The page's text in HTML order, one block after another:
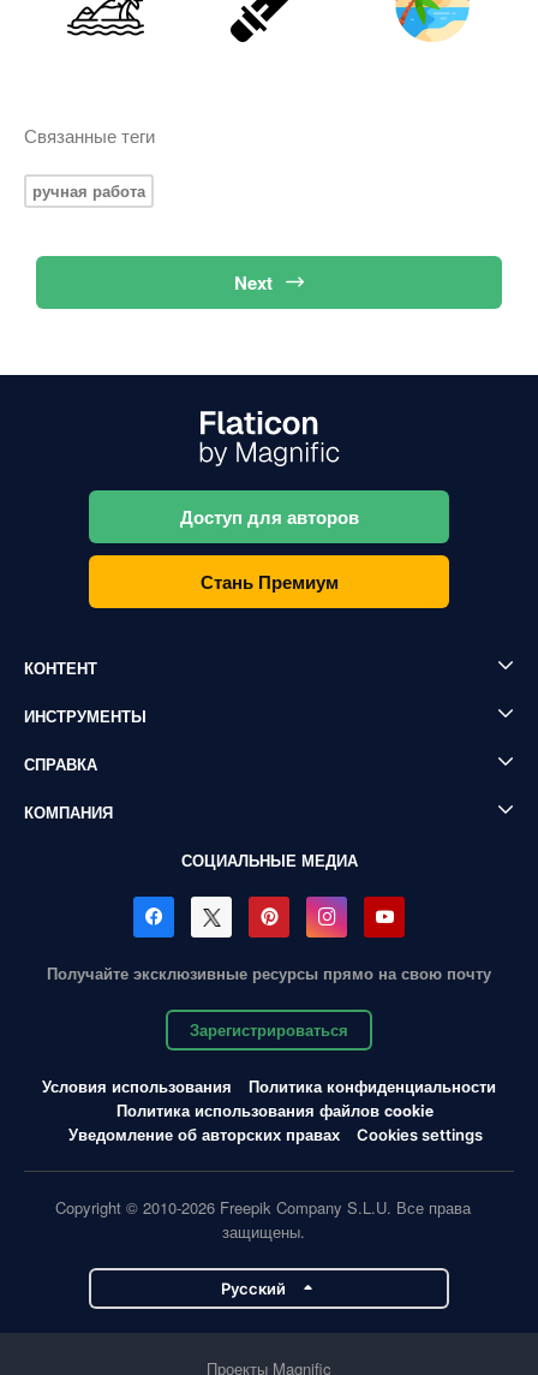
Связанные теги
ручная работа
Next
Доступ для авторов
Стань Премиум
КОНТЕНТ
ИНСТРУМЕНТЫ
СПРАВКА
КОМПАНИЯ
СОЦИАЛЬНЫЕ МЕДИА
Получайте эксклюзивные ресурсы прямо на свою почту
Зарегистрироваться
Условия использования
Политика конфиденциальности
Политика использования файлов cookie
Уведомление об авторских правах
Cookies settings
Copyright © 2010-2026 Freepik Company S.L.U. Все права
защищены.
Pусский
Проекты Magnific